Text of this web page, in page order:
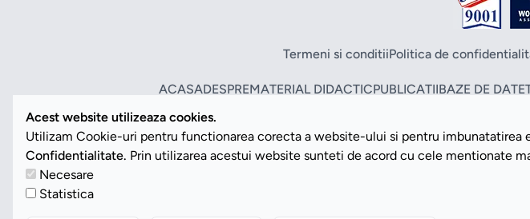
Termeni si conditiiPolitica de
ACASADESPREMATERIAL DIDACTICPUBLICATIIBAZE DE DATE
Copyright ©2026
Acest website utilizeaza cookies.
Utilizam Cookie-uri pentru functionarea corecta a website-ului si pentru
Confidentialitate. Prin utilizarea acestui website sunteti de acord cu cele mentionate
Necesare
Statistica